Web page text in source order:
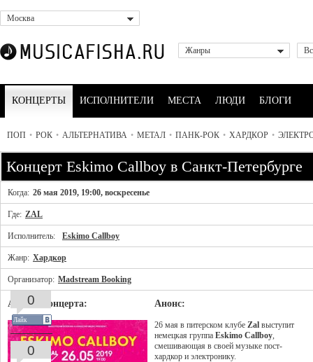
Москва
Жанры
КОНЦЕРТЫ ИСПОЛНИТЕЛИ МЕСТА ЛЮДИ БЛОГИ
ПОП • РОК • АЛЬТЕРНАТИВА • МЕТАЛ • ПАНК-РОК • ХАРДКОР •
Концерт Eskimo Callboy в Санкт-Петербурге
Когда: 26 мая 2019, 19:00, воскресенье
Где: ZAL
Исполнитель: Eskimo Callboy
Жанр: Хардкор
Организатор: Madstream Booking
Афиша концерта: Анонс:
26 мая в питерском клубе Zal выступит
немецкая группа Eskimo Callboy,
смешивающая в своей музыке пост-
хардкор и электронику.
0
Лайк
0